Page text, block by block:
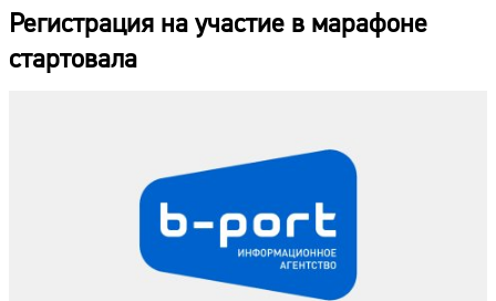
Регистрация на участие в марафоне
стартовала